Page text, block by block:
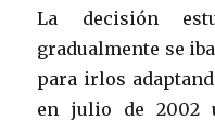
La decisión
gradualmente se
para irlos
en julio de 2002